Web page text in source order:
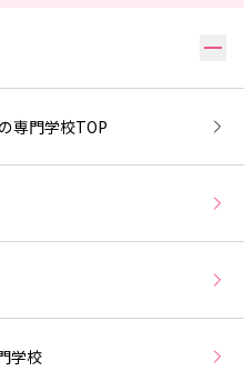
リ
専門学校TOP
学校